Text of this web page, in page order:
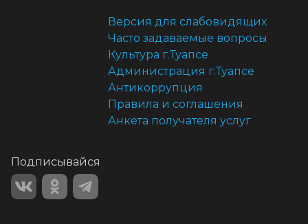
Версия для слабовидящих
Часто задаваемые вопросы
Культура г.Туапсе
Администрация г.Туапсе
Антикоррупция
Правила и соглашения
Анкета получателя услуг
Подписывайся